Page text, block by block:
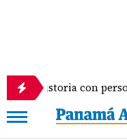
con personas